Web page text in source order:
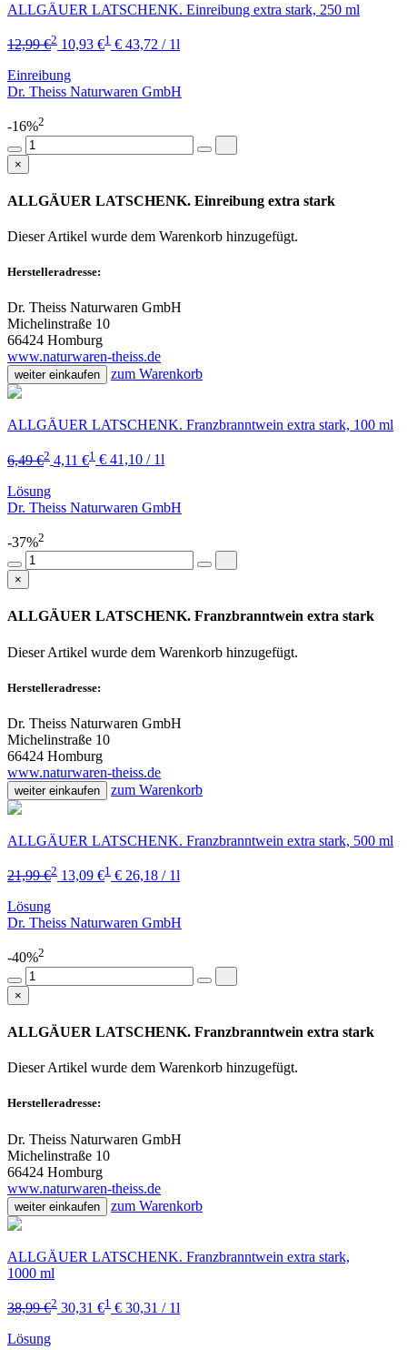
ALLGÄUER LATSCHENK. Einreibung extra stark, 250 ml
12,99 €2 10,93 €1 € 43,72 / 1l
Einreibung
Dr. Theiss Naturwaren GmbH
-16%2
×
ALLGÄUER LATSCHENK. Einreibung extra stark
Dieser Artikel wurde dem Warenkorb hinzugefügt.
Herstelleradresse:
Dr. Theiss Naturwaren GmbH
Michelinstraße 10
66424 Homburg
www.naturwaren-theiss.de
weiter einkaufen zum Warenkorb
ALLGÄUER LATSCHENK. Franzbranntwein extra stark, 100 ml
6,49 €2 4,11 €1 € 41,10 / 1l
Lösung
Dr. Theiss Naturwaren GmbH
-37%2
×
ALLGÄUER LATSCHENK. Franzbranntwein extra stark
Dieser Artikel wurde dem Warenkorb hinzugefügt.
Herstelleradresse:
Dr. Theiss Naturwaren GmbH
Michelinstraße 10
66424 Homburg
www.naturwaren-theiss.de
weiter einkaufen zum Warenkorb
ALLGÄUER LATSCHENK. Franzbranntwein extra stark, 500 ml
21,99 €2 13,09 €1 € 26,18 / 1l
Lösung
Dr. Theiss Naturwaren GmbH
-40%2
×
ALLGÄUER LATSCHENK. Franzbranntwein extra stark
Dieser Artikel wurde dem Warenkorb hinzugefügt.
Herstelleradresse:
Dr. Theiss Naturwaren GmbH
Michelinstraße 10
66424 Homburg
www.naturwaren-theiss.de
weiter einkaufen zum Warenkorb
ALLGÄUER LATSCHENK. Franzbranntwein extra stark,
1000 ml
38,99 €2 30,31 €1 € 30,31 / 1l
Lösung